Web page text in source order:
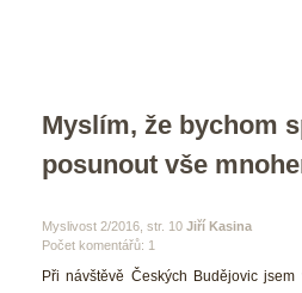
Myslím, že bychom
posunout vše
Myslivost 2/2016, str. 10 Jiří Kasina
Počet komentářů: 1
Při návštěvě Českých Budějovic